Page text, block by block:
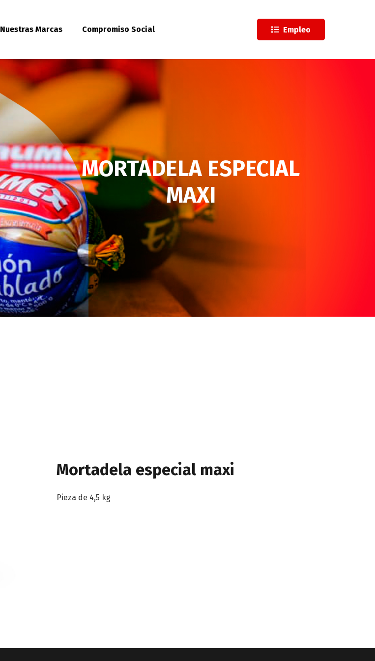
Nuestras Marcas Compromiso Social Empleo
MORTADELA ESPECIAL
MAXI
Mortadela especial maxi
Pieza de 4,5 kg